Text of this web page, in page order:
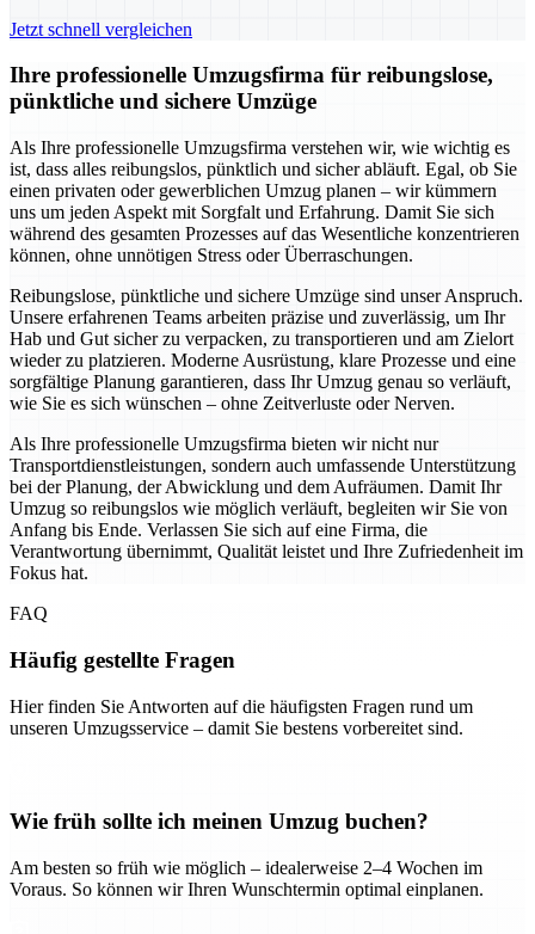
Jetzt schnell vergleichen
Ihre professionelle Umzugsfirma für reibungslose,
pünktliche und sichere Umzüge
Als Ihre professionelle Umzugsfirma verstehen wir, wie wichtig es
ist, dass alles reibungslos, pünktlich und sicher abläuft. Egal, ob Sie
einen privaten oder gewerblichen Umzug planen – wir kümmern
uns um jeden Aspekt mit Sorgfalt und Erfahrung. Damit Sie sich
während des gesamten Prozesses auf das Wesentliche konzentrieren
können, ohne unnötigen Stress oder Überraschungen.
Reibungslose, pünktliche und sichere Umzüge sind unser Anspruch.
Unsere erfahrenen Teams arbeiten präzise und zuverlässig, um Ihr
Hab und Gut sicher zu verpacken, zu transportieren und am Zielort
wieder zu platzieren. Moderne Ausrüstung, klare Prozesse und eine
sorgfältige Planung garantieren, dass Ihr Umzug genau so verläuft,
wie Sie es sich wünschen – ohne Zeitverluste oder Nerven.
Als Ihre professionelle Umzugsfirma bieten wir nicht nur
Transportdienstleistungen, sondern auch umfassende Unterstützung
bei der Planung, der Abwicklung und dem Aufräumen. Damit Ihr
Umzug so reibungslos wie möglich verläuft, begleiten wir Sie von
Anfang bis Ende. Verlassen Sie sich auf eine Firma, die
Verantwortung übernimmt, Qualität leistet und Ihre Zufriedenheit im
Fokus hat.
FAQ
Häufig gestellte Fragen
Hier finden Sie Antworten auf die häufigsten Fragen rund um
unseren Umzugsservice – damit Sie bestens vorbereitet sind.
Wie früh sollte ich meinen Umzug buchen?
Am besten so früh wie möglich – idealerweise 2–4 Wochen im
Voraus. So können wir Ihren Wunschtermin optimal einplanen.